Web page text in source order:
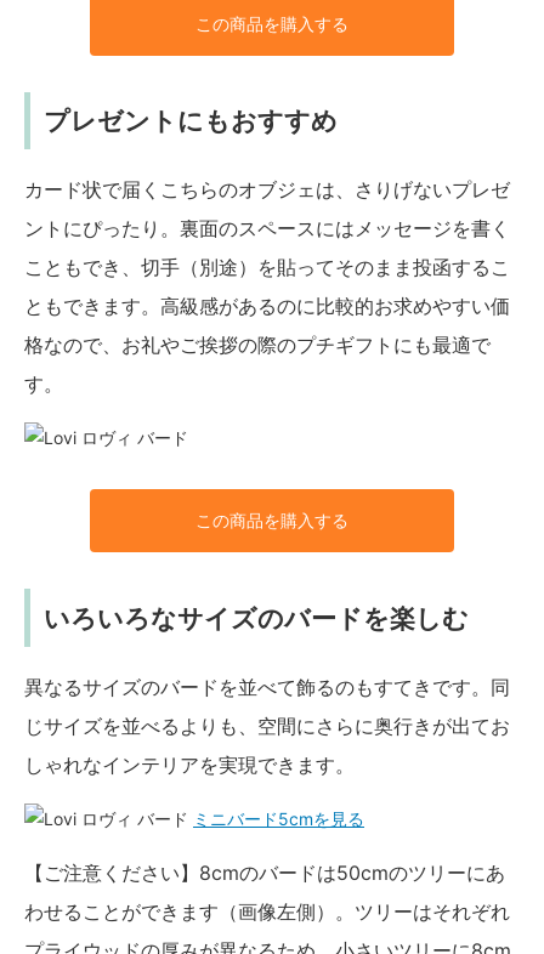
この商品を購入する
プレゼントにもおすすめ
カード状で届くこちらのオブジェは、さりげないプレゼ
ントにぴったり。裏面のスペースにはメッセージを書く
こともでき、切手（別途）を貼ってそのまま投函するこ
ともできます。高級感があるのに比較的お求めやすい価
格なので、お礼やご挨拶の際のプチギフトにも最適で
す。
この商品を購入する
いろいろなサイズのバードを楽しむ
異なるサイズのバードを並べて飾るのもすてきです。同
じサイズを並べるよりも、空間にさらに奥行きが出てお
しゃれなインテリアを実現できます。
ミニバード5cmを見る
【ご注意ください】8cmのバードは50cmのツリーにあ
わせることができます（画像左側）。ツリーはそれぞれ